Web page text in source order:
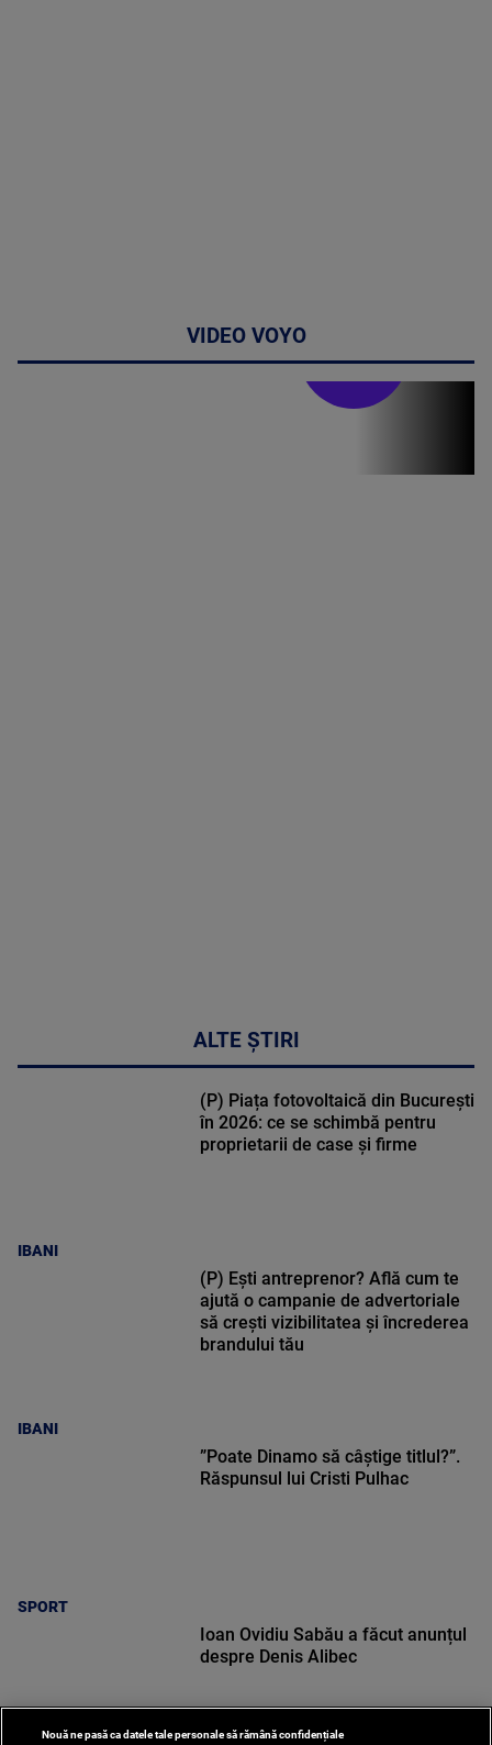
VIDEO VOYO
ALTE ȘTIRI
IBANI
(P) Piața fotovoltaică din București
în 2026: ce se schimbă pentru
proprietarii de case și firme
IBANI
(P) Ești antreprenor? Află cum te
ajută o campanie de advertoriale
să crești vizibilitatea și încrederea
brandului tău
SPORT
”Poate Dinamo să câștige titlul?”.
Răspunsul lui Cristi Pulhac
Ioan Ovidiu Sabău a făcut anunțul
despre Denis Alibec
Nouă ne pasă ca datele tale personale să rămână confidențiale